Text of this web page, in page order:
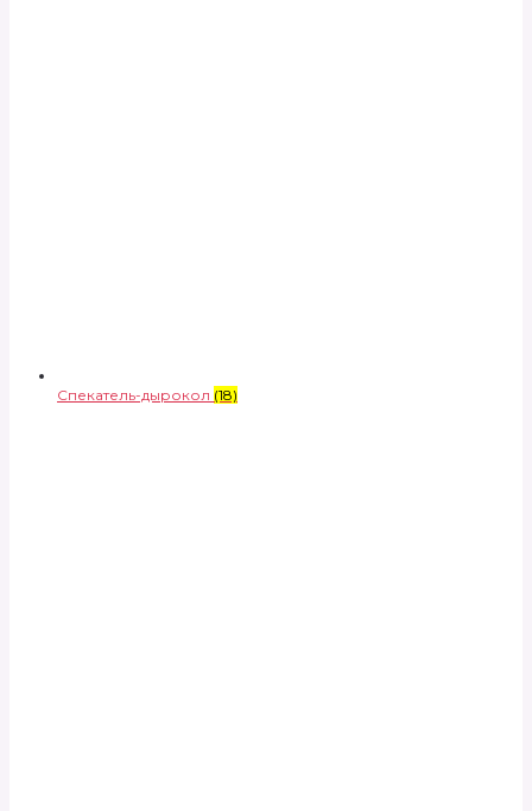
Спекатель-дырокол (18)